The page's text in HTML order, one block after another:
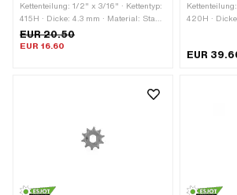
Kettenteilung: 1/2" x 3/16" · Kettentyp:
415H · Dicke: 4.3 mm · Material: Stahl
· Aufnahmeart: Ø15 x SW12 ·
Oberfläche: roh · Anzahl Zähne: 15
EUR 20.50
EUR 16.60
420H ·
Oberfläche:
EUR